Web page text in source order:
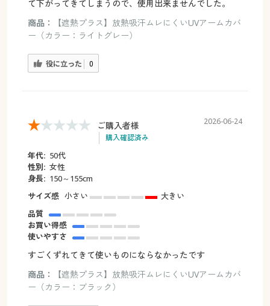
て下がってきてしまうので、使用出来ませんでした。
商品：
【遮熱プラス】放熱吸汗ムレにくいUVアームカバ
ー（カラー：ライトグレー）
役に立った 0
ご購入者様
購入確認済み
2026-06-24
年代: 50代
性別: 女性
身長: 150～155cm
サイズ感 小さい
大きい
品質
お買い得感
使いやすさ
すごくずれてきて使いものにならなかったです
商品：
【遮熱プラス】放熱吸汗ムレにくいUVアームカバ
ー（カラー：ブラック）